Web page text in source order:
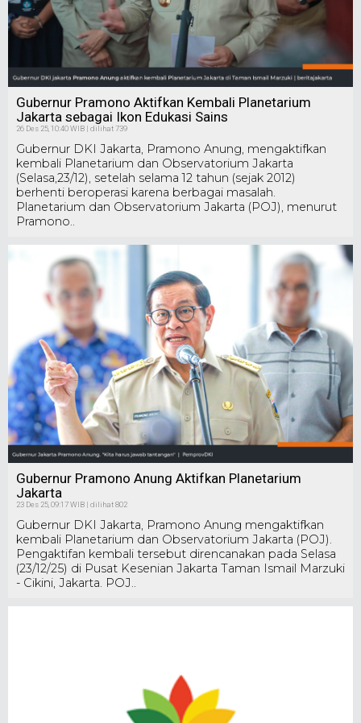
Gubernur Pramono Aktifkan Kembali Planetarium
Jakarta sebagai Ikon Edukasi Sains
26 Des 25, 10:40 WIB | dilihat 739
Gubernur DKI Jakarta, Pramono Anung, mengaktifkan
kembali Planetarium dan Observatorium Jakarta
(Selasa,23/12), setelah selama 12 tahun (sejak 2012)
berhenti beroperasi karena berbagai masalah.
Planetarium dan Observatorium Jakarta (POJ), menurut
Pramono..
Gubernur Pramono Anung Aktifkan Planetarium
Jakarta
23 Des 25, 09:17 WIB | dilihat 802
Gubernur DKI Jakarta, Pramono Anung mengaktifkan
kembali Planetarium dan Observatorium Jakarta (POJ).
Pengaktifan kembali tersebut direncanakan pada Selasa
(23/12/25) di Pusat Kesenian Jakarta Taman Ismail Marzuki
- Cikini, Jakarta. POJ..